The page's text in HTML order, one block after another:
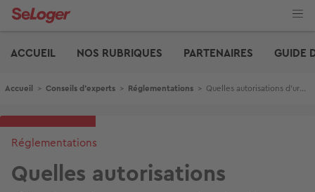
Aller
ACCUEIL
NOS RUBRIQUES PARTENAIRES GUIDE
Fil d'Ariane
Accueil > Conseils d'experts > Réglementations > Quelles autorisations d'urbanisme pour installer une caravane sur votre propriété ?
Réglementations
Quelles autorisations